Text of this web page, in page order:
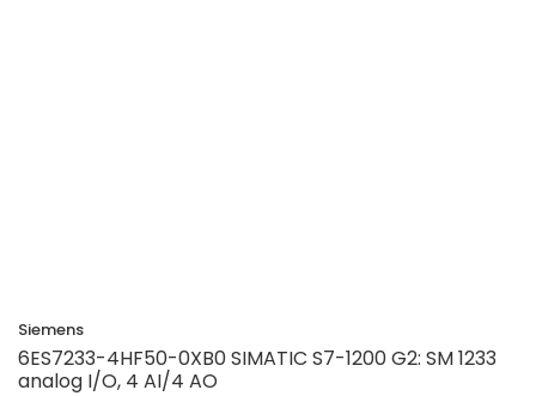
Siemens
6ES7233-4HF50-0XB0 SIMATIC S7-1200 G2: SM 1233
analog I/O, 4 AI/4 AO